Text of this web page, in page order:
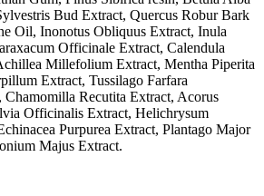
Bud Extract, Quercus Robur Bark
Oil, Inonotus Obliquus Extract, Inula
Officinale Extract, Calendula
Millefolium Extract, Mentha Piperita
Extract, Tussilago Farfara
Recutita Extract, Acorus
Officinalis Extract, Helichrysum
Purpurea Extract, Plantago Major
Majus Extract.